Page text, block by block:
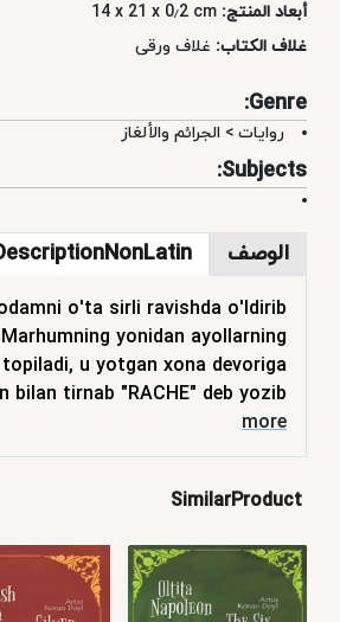
أبعاد المنتج: 14 x 21 x 0٫2 cm
غلاف الكتاب: غلاف ورقی
Genre:
روايات > الجرائم والألغاز
Subjects:
الوصف
o'ta sirli ravishda o'ldirib
yonidan ayollarning
u yotgan xona devoriga
bilan tirnab "RACHE" deb yozib
aql-zakovat bobida tengsiz
bu tushunarsiz jumboqqa
Mashhur izquvar Sherlok
sodiq do'sti doktor Vatsonning
kitobxon! Sizlar uchun mazkur
shaklini taqdim
more
SimilarProduct